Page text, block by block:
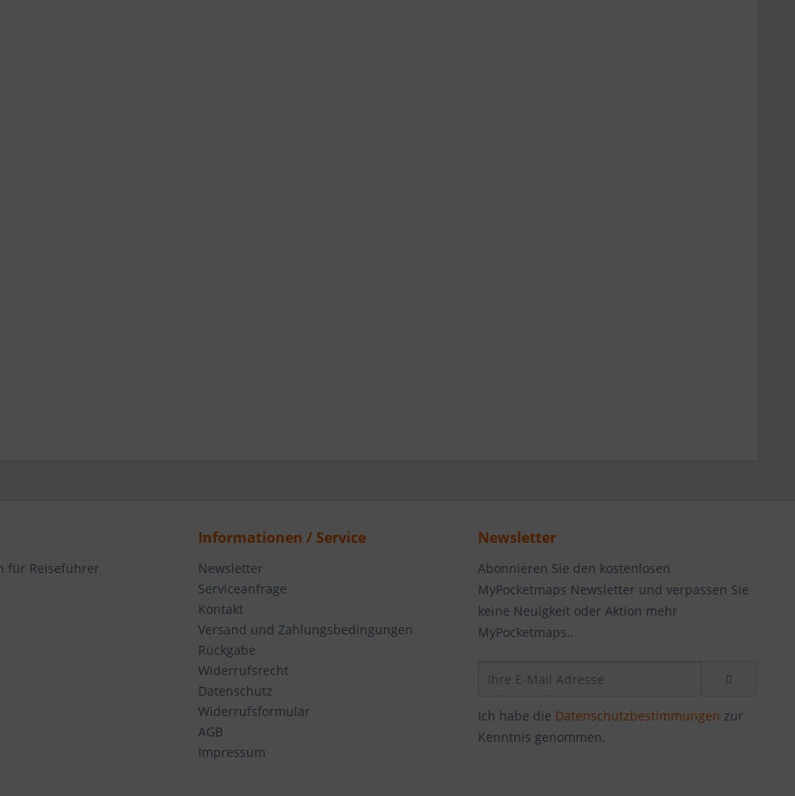
für Reiseführer
Informationen / Service
Newsletter
Serviceanfrage
Kontakt
Versand und Zahlungsbedingungen
Rückgabe
Widerrufsrecht
Datenschutz
Widerrufsformular
AGB
Impressum
Newsletter
Abonnieren Sie den kostenlosen
MyPocketmaps Newsletter und verpassen Sie
keine Neuigkeit oder Aktion mehr
MyPocketmaps..
Ich habe die Datenschutzbestimmungen zur
Kenntnis genommen.